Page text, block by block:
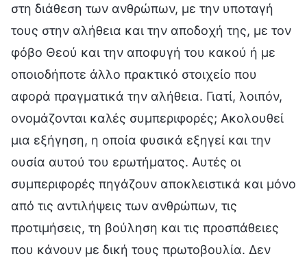
στη διάθεση των ανθρώπων, με την υποταγή
τους στην αλήθεια και την αποδοχή της, με τον
φόβο Θεού και την αποφυγή του κακού ή με
οποιοδήποτε άλλο πρακτικό στοιχείο που
αφορά πραγματικά την αλήθεια. Γιατί, λοιπόν,
ονομάζονται καλές συμπεριφορές; Ακολουθεί
μια εξήγηση, η οποία φυσικά εξηγεί και την
ουσία αυτού του ερωτήματος. Αυτές οι
συμπεριφορές πηγάζουν αποκλειστικά και μόνο
από τις αντιλήψεις των ανθρώπων, τις
προτιμήσεις, τη βούληση και τις προσπάθειες
που κάνουν με δική τους πρωτοβουλία. Δεν